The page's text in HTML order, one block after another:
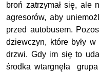
broń zatrzymał się, ale
agresorów, aby
przed autobusem.
dziewczyn, które były
drzwi. Gdy im się to
środka wtargnęła